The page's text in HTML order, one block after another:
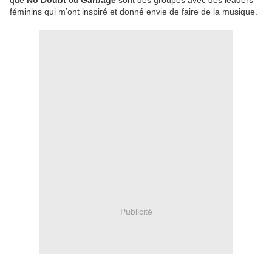
féminins qui m’ont inspiré et donné envie de faire de la musique.
Publicité